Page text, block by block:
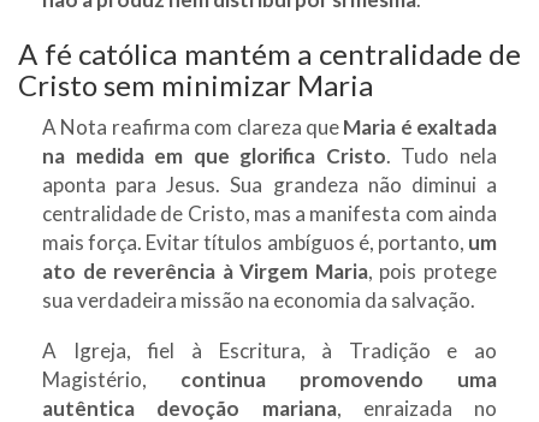
A fé católica mantém a centralidade de
Cristo sem minimizar Maria
A Nota reafirma com clareza queMaria é exaltada
na medida em que glorifica Cristo. Tudo nela
aponta para Jesus. Sua grandeza não diminui a
centralidade de Cristo, mas a manifesta com ainda
mais força. Evitar títulos ambíguos é, portanto, um
ato de reverência à Virgem Maria, pois protege
sua verdadeira missão na economia da salvação.
A Igreja, fiel à Escritura, à Tradição e ao
Magistério, continua promovendo uma
autêntica devoção mariana, enraizada no